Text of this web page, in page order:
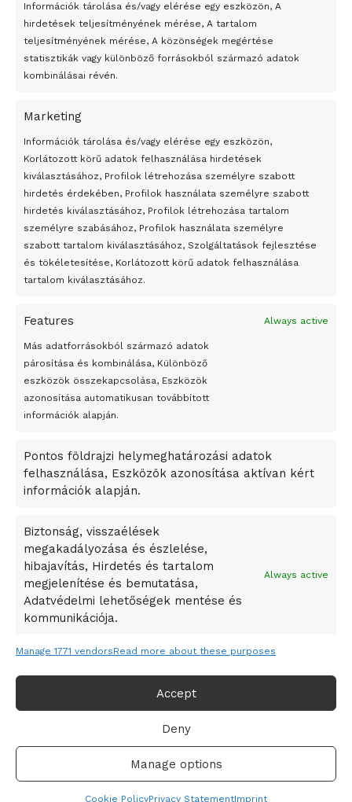
Információk tárolása és/vagy elérése egy eszközön, A
hirdetések teljesítményének mérése, A tartalom
teljesítményének mérése, A közönségek megértése
statisztikák vagy különböző forrásokból származó adatok
kombinálásai révén.
Marketing
Információk tárolása és/vagy elérése egy eszközön,
Korlátozott körű adatok felhasználása hirdetések
kiválasztásához, Profilok létrehozása személyre szabott
hirdetés érdekében, Profilok használata személyre szabott
hirdetés kiválasztásához, Profilok létrehozása tartalom
személyre szabásához, Profilok használata személyre
szabott tartalom kiválasztásához, Szolgáltatások fejlesztése
és tökéletesítése, Korlátozott körű adatok felhasználása
tartalom kiválasztásához.
Features Always active
Más adatforrásokból származó adatok
párosítása és kombinálása, Különböző
eszközök összekapcsolása, Eszközök
azonosítása automatikusan továbbított
információk alapján.
Pontos földrajzi helymeghatározási adatok
felhasználása, Eszközök azonosítása aktívan kért
információk alapján.
Biztonság, visszaélések
megakadályozása és észlelése,
hibajavítás, Hirdetés és tartalom
megjelenítése és bemutatása,
Adatvédelmi lehetőségek mentése és
kommunikációja.
Always active
Manage 1771 vendorsRead more about these purposes
Accept
Deny
Manage options
Cookie PolicyPrivacy StatementImprint
Átmenetileg szünetelnek az összecsapások Bahmutnál
Egy vagyonért adták el Banksy művét miután elégették.
Az 1950-ben elhunyt alkotók művei szabadon
felhasználhatóvá válnak
Megváltoztatják a montenegrói egyházügyi törvény
Peking – A visegrádi országok zsidó kulturális örökségét
bemutató fotókiállítás nyílt
Megveszi az osztrák Wienerberger az amerikai Meridian
Bricket
A Startup Campus egyetemi programjainak legjobbjai az
A Ringo Starr új albummal jelentkezik
A Vajdasági Magyar Szövetség államtitkárait kinevezték
Dzsingisz kán hódító hadjárata okozta
Kuramagomedov ötödik, Muszukajev elődöntős – Birkózó
világkupa
Adatvédelmi irányelvek
© 2019-2021 online365.hu - Minden jog fenntartva!